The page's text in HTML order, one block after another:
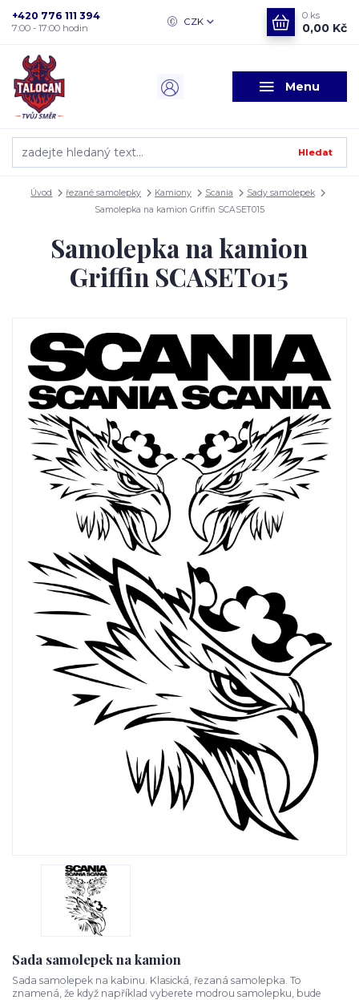
Menu
CZK
Hledat
+420 776 111 394
7:00 - 17:00 hodin
0 ks
0,00 Kč
Úvod řezané samolepky Kamiony Scania
Sady samolepek
Samolepka na kamion Griffin SCASET015
Samolepka na kamion
Griffin SCASET015
Sada samolepek na kamion
Sada samolepek na kabinu. Klasická, řezaná samolepka. To
znamená, že když například vyberete modrou samolepku, bude